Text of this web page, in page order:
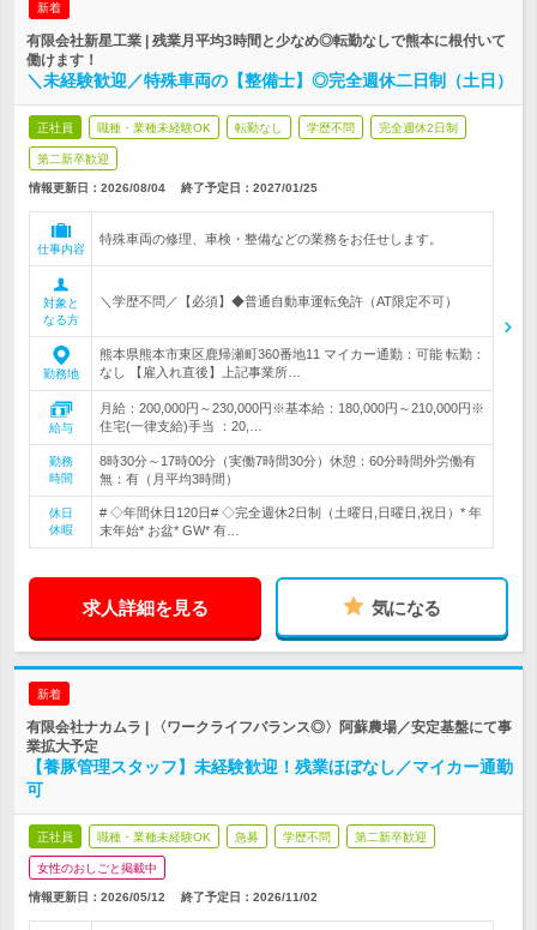
新着
有限会社新星工業 | 残業月平均3時間と少なめ◎転勤なしで熊本に根付いて
働けます！
＼未経験歓迎／特殊車両の【整備士】◎完全週休二日制（土日）
正社員 職種・業種未経験OK 転勤なし 学歴不問 完全週休2日制
第二新卒歓迎
情報更新日：2026/08/04 終了予定日： 2027/01/25
仕事内容
特殊車両の修理、車検・整備などの業務をお任せします。
対象と
なる方
＼学歴不問／【必須】◆普通自動車運転免許（AT限定不可）
勤務地
熊本県熊本市東区鹿帰瀬町360番地11 マイカー通勤：可能 転勤：
なし 【雇入れ直後】上記事業所…
給与
月給：200,000円～230,000円※基本給：180,000円～210,000円※
住宅(一律支給)手当 ：20,…
勤務
時間
8時30分～17時00分（実働7時間30分）休憩：60分時間外労働有
無：有（月平均3時間）
休日
休暇
# ◇年間休日120日# ◇完全週休2日制（土曜日,日曜日,祝日）* 年
末年始* お盆* GW* 有…
求人詳細を見る 気になる
新着
有限会社ナカムラ | 〈ワークライフバランス◎〉阿蘇農場／安定基盤にて事
業拡大予定
【養豚管理スタッフ】未経験歓迎！残業ほぼなし／マイカー通勤
可
正社員 職種・業種未経験OK 急募 学歴不問 第二新卒歓迎
女性のおしごと掲載中
情報更新日：2026/05/12 終了予定日： 2026/11/02